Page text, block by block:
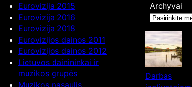
Eurovizija 2015
Eurovizija 2016
Eurovizija 2018
Eurovizijos dainos 2011
Eurovizijos dainos 2012
Lietuvos dainininkai ir
muzikos grupės
Muzikos pasaulis
Archyvai
Darbas